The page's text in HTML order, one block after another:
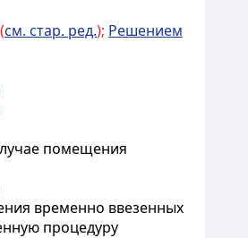
см. стар. ред.); Решением
помещения
временно ввезенных
процедуру